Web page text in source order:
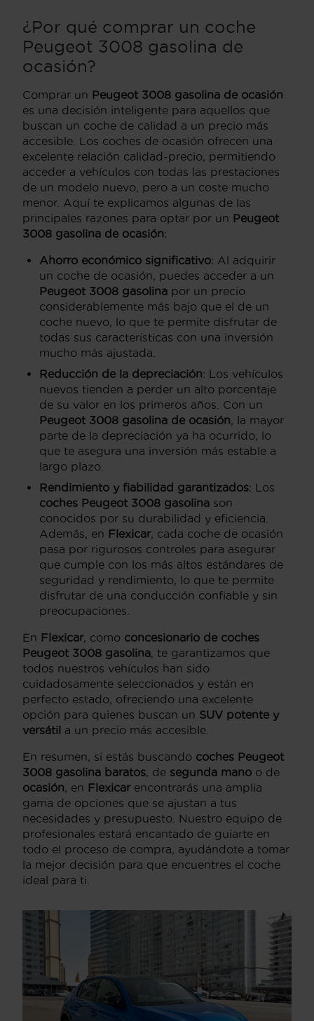
¿Por qué comprar un coche
Peugeot 3008 gasolina de
ocasión?
Comprar un Peugeot 3008 gasolina de ocasión
es una decisión inteligente para aquellos que
buscan un coche de calidad a un precio más
accesible. Los coches de ocasión ofrecen una
excelente relación calidad-precio, permitiendo
acceder a vehículos con todas las prestaciones
de un modelo nuevo, pero a un coste mucho
menor. Aquí te explicamos algunas de las
principales razones para optar por un Peugeot
3008 gasolina de ocasión:
Ahorro económico significativo: Al adquirir
un coche de ocasión, puedes acceder a un
Peugeot 3008 gasolina por un precio
considerablemente más bajo que el de un
coche nuevo, lo que te permite disfrutar de
todas sus características con una inversión
mucho más ajustada.
Reducción de la depreciación: Los vehículos
nuevos tienden a perder un alto porcentaje
de su valor en los primeros años. Con un
Peugeot 3008 gasolina de ocasión , la mayor
parte de la depreciación ya ha ocurrido, lo
que te asegura una inversión más estable a
largo plazo.
Rendimiento y fiabilidad garantizados: Los
coches Peugeot 3008 gasolina son
conocidos por su durabilidad y eficiencia.
Además, en Flexicar, cada coche de ocasión
pasa por rigurosos controles para asegurar
que cumple con los más altos estándares de
seguridad y rendimiento, lo que te permite
disfrutar de una conducción confiable y sin
preocupaciones.
En Flexicar, como concesionario de coches
Peugeot 3008 gasolina , te garantizamos que
todos nuestros vehículos han sido
cuidadosamente seleccionados y están en
perfecto estado, ofreciendo una excelente
opción para quienes buscan un SUV potente y
versátil a un precio más accesible.
En resumen, si estás buscando coches Peugeot
3008 gasolina baratos , de segunda mano o de
ocasión , en Flexicarencontrarás una amplia
gama de opciones que se ajustan a tus
necesidades y presupuesto. Nuestro equipo de
profesionales estará encantado de guiarte en
todo el proceso de compra, ayudándote a tomar
la mejor decisión para que encuentres el coche
ideal para ti.